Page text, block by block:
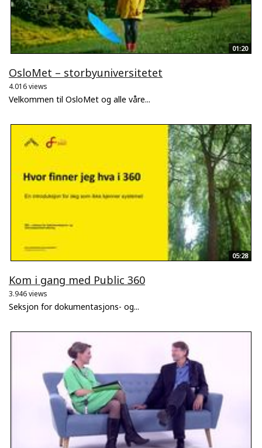
01:20
OsloMet – storbyuniversitetet
4.016 views
Velkommen til OsloMet og alle våre...
05:28
Kom i gang med Public 360
3.946 views
Seksjon for dokumentasjons- og...